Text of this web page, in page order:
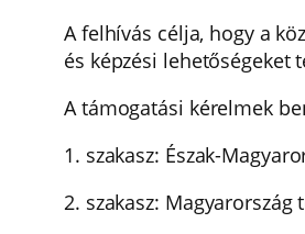
A felhívás célja, hogy a
és képzési
A támogatási kérelmek
1. szakasz: Észak-
2. szakasz: